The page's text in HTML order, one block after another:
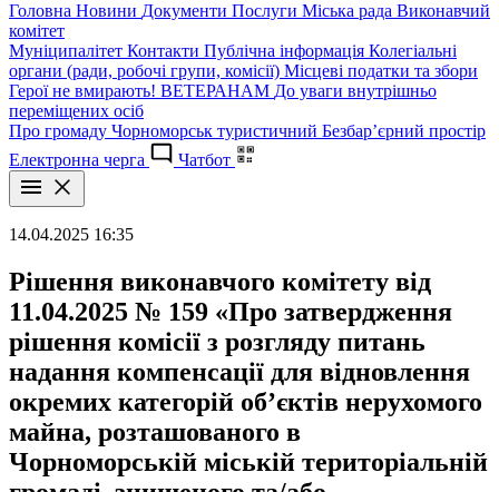
Головна Новини Документи Послуги Міська рада Виконавчий
комітет
Муніципалітет Контакти Публічна інформація Колегіальні
органи (ради, робочі групи, комісії) Місцеві податки та збори
Герої не вмирають! ВЕТЕРАНАМ До уваги внутрішньо
переміщених осіб
Про громаду Чорноморськ туристичний Безбар’єрний простір
Електронна черга
Чатбот
14.04.2025 16:35
Рішення виконавчого комітету від
11.04.2025 № 159 «Про затвердження
рішення комісії з розгляду питань
надання компенсації для відновлення
окремих категорій об’єктів нерухомого
майна, розташованого в
Чорноморській міській територіальній